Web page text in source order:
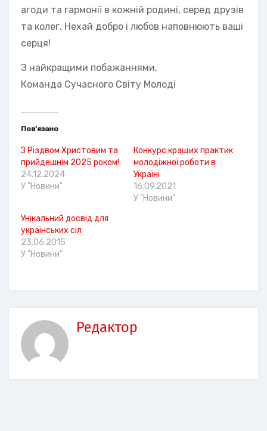
агоди та гармонії в кожній родині, серед друзів
та колег. Нехай добро і любов наповнюють ваші
серця!
З найкращими побажаннями,
Команда Сучасного Світу Молоді
Пов’язано
З Різдвом Христовим та
прийдешнім 2025 роком!
24.12.2024
У "Новини"
Конкурс кращих практик
молодіжної роботи в
Україні
16.09.2021
У "Новини"
Унікальний досвід для
українських сіл
23.06.2015
У "Новини"
Редактор